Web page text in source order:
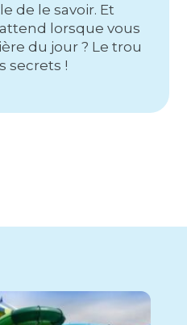
de le savoir. Et
lorsque vous
du jour ? Le trou
secrets !